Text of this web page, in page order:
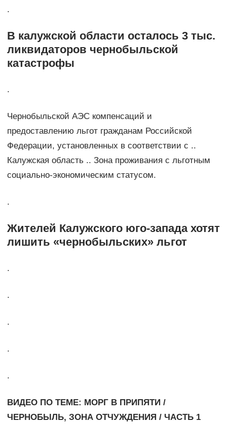
.
В калужской области осталось 3 тыс.
ликвидаторов чернобыльской
катастрофы
.
Чернобыльской АЭС компенсаций и
предоставлению льгот гражданам Российской
Федерации, установленных в соответствии с ..
Калужская область .. Зона проживания с льготным
социально-экономическим статусом.
.
Жителей Калужского юго-запада хотят
лишить «чернобыльских» льгот
.
.
.
.
.
ВИДЕО ПО ТЕМЕ: МОРГ В ПРИПЯТИ /
ЧЕРНОБЫЛЬ, ЗОНА ОТЧУЖДЕНИЯ / ЧАСТЬ 1